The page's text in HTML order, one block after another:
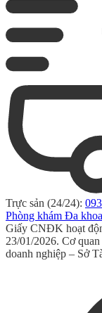
Trực sản (24/24):
Phòng khám Đa
Giấy CNĐK hoạt
23/01/2026. Cơ
doanh nghiệp – Sở